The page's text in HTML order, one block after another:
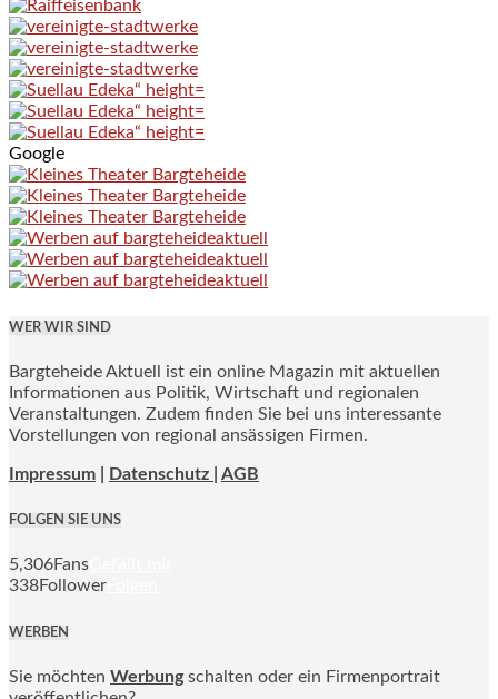
Google
WER WIR SIND
Bargteheide Aktuell ist ein online Magazin mit aktuellen
Informationen aus Politik, Wirtschaft und regionalen
Veranstaltungen. Zudem finden Sie bei uns interessante
Vorstellungen von regional ansässigen Firmen.
Impressum Datenschutz | AGB
FOLGEN SIE UNS
5,306Fans
338Follower
WERBEN
Sie möchten Werbung schalten oder ein Firmenportrait